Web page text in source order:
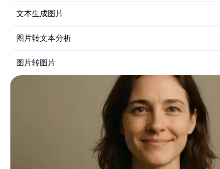
文本生成图片
图片转文本分析
图片转图片